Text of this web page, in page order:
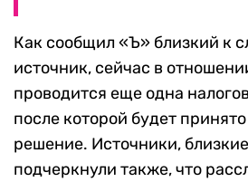
Как сообщил «Ъ» близкий к
источник, сейчас в
проводится еще одна
после которой будет
решение. Источники,
подчеркнули также, что